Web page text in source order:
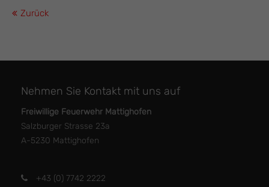
Zurück
Nehmen Sie Kontakt mit uns auf
Freiwillige Feuerwehr Mattighofen
Salzburger Strasse 23a
A-5230 Mattighofen
+43 (0) 7742 2222